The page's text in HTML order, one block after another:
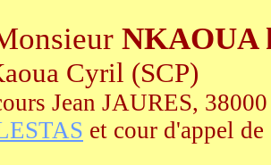
NKAOUA
Cyril (SCP)
Jean JAURES,
et cour d'appel